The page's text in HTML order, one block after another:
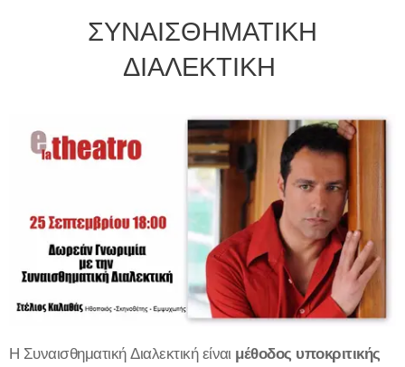
ΣΥΝΑΙΣΘΗΜΑΤΙΚΗ
ΔΙΑΛΕΚΤΙΚΗ
Η Συναισθηματική Διαλεκτική είναι μέθοδος υποκριτικής